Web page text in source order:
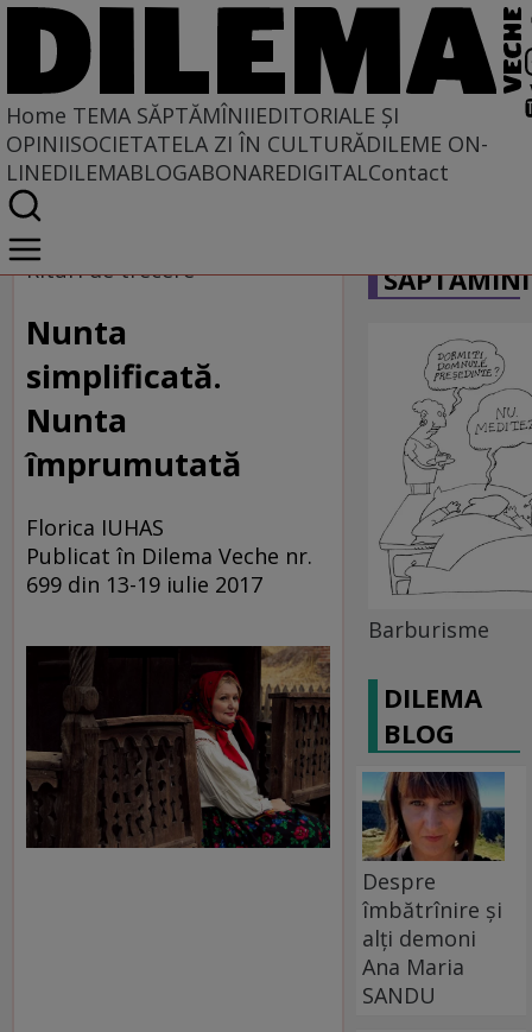
Home TEMA SĂPTĂMÎNIIEDITORIALE ȘI
OPINIISOCIETATELA ZI ÎN CULTURĂDILEME ON-
LINEDILEMABLOGABONAREDIGITALContact
Home
Tema săptămînii
Rituri de trecere
Nunta
simplificată.
Nunta
împrumutată
Florica IUHAS
Publicat în Dilema Veche nr.
699 din 13-19 iulie 2017
Barburisme
DILEMA
BLOG
Despre
îmbătrînire și
alți demoni
Ana Maria
SANDU